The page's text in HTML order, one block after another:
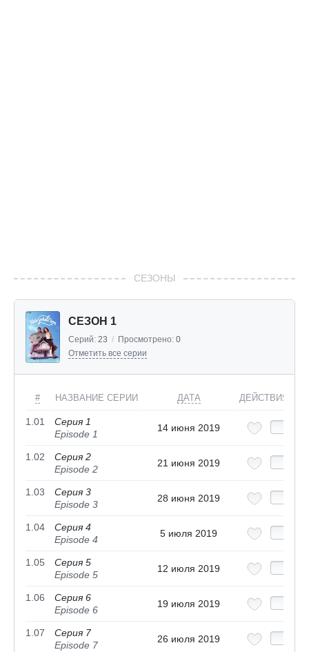
СЕЗОНЫ
СЕЗОН 1
Серий: 23 / Просмотрено: 0
Отметить все серии
# НАЗВАНИЕ СЕРИИ ДАТА ДЕЙСТВИЯ
1.01
Серия 1
Episode 1
14 июня 2019
1.02
Серия 2
Episode 2
21 июня 2019
1.03
Серия 3
Episode 3
28 июня 2019
1.04
Серия 4
Episode 4
5 июля 2019
1.05
Серия 5
Episode 5
12 июля 2019
1.06
Серия 6
Episode 6
19 июля 2019
1.07
Серия 7
Episode 7
26 июля 2019